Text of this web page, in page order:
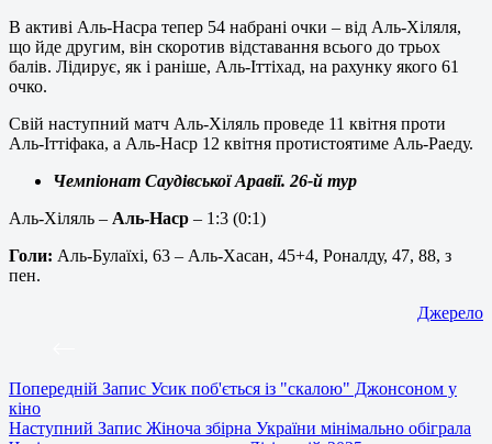
В активі Аль-Насра тепер 54 набрані очки – від Аль-Хіляля,
що йде другим, він скоротив відставання всього до трьох
балів. Лідирує, як і раніше, Аль-Іттіхад, на рахунку якого 61
очко.
Свій наступний матч Аль-Хіляль проведе 11 квітня проти
Аль-Іттіфака, а Аль-Наср 12 квітня протистоятиме Аль-Раеду.
Чемпіонат Саудівської Аравії. 26-й тур
Аль-Хіляль – Аль-Наср – 1:3 (0:1)
Голи: Аль-Булаїхі, 63 – Аль-Хасан, 45+4, Роналду, 47, 88, з
пен.
Джерело
Попередній Запис Усик поб'ється із "скалою" Джонсоном у
кіно
Наступний Запис Жіноча збірна України мінімально обіграла